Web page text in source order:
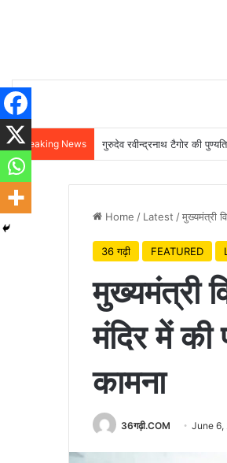
Breaking News गुरुदेव रवीन्द्रनाथ टैगोर की
Home / Latest /मुख्यमंत्री
36 गढ़ी FEATURED
मुख्यमंत्री
मंदिर में
कामना
36गढ़ी.COM June 6,